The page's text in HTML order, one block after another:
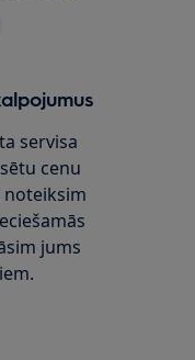
servisa
cenu
noteiksim
jums